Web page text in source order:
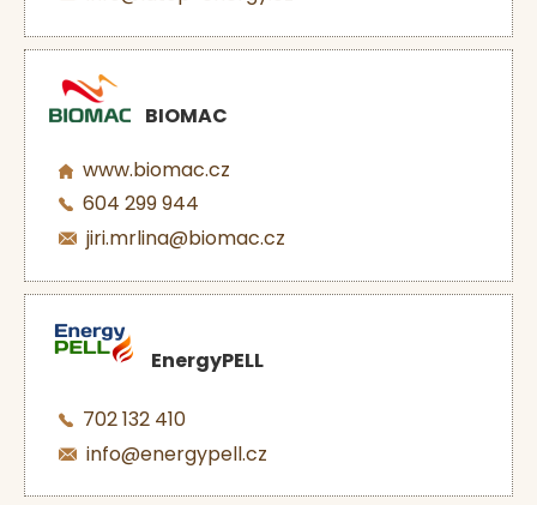
BIOMAC
www.biomac.cz
604 299 944
jiri.mrlina@biomac.cz
EnergyPELL
702 132 410
info@energypell.cz